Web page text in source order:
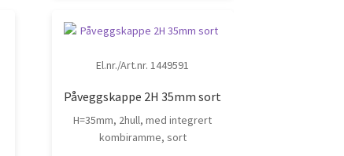
El.nr./Art.nr. 1449591
Påveggskappe 2H 35mm sort
H=35mm, 2hull, med integrert
kombiramme, sort